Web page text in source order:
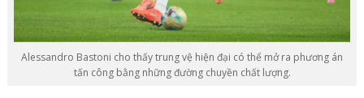
Alessandro Bastoni cho thấy trung vệ hiện đại có thể mở ra phương án
tấn công bằng những đường chuyền chất lượng.